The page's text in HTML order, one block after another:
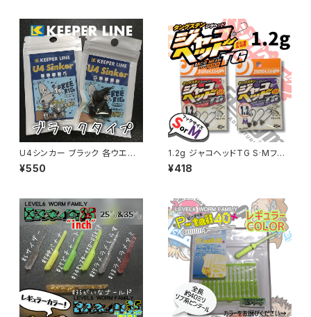
U4シンカー ブラック 各ウエイト
【キーパーライン】
¥550
1.2g ジャコヘッドTG S·Mフッ
ク 【ジャングルジム】
¥418